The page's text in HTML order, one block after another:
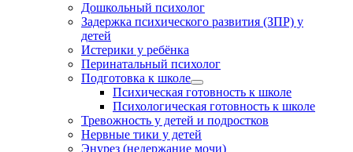
Дошкольный психолог
Задержка психического развития (ЗПР) у
детей
Истерики у ребёнка
Перинатальный психолог
Подготовка к школе
Психическая готовность к школе
Психологическая готовность к школе
Тревожность у детей и подростков
Нервные тики у детей
Энурез (недержание мочи)